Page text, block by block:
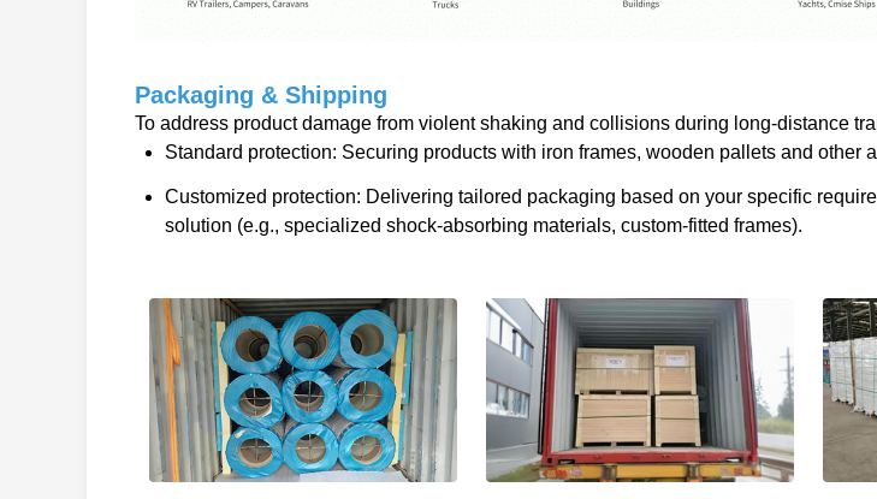
Packaging & Shipping
To address product damage from violent shaking and collisions during long-distance
Standard protection: Securing products with iron frames, wooden pallets and other
Customized protection: Delivering tailored packaging based on your specific
solution (e.g., specialized shock-absorbing materials, custom-fitted frames).